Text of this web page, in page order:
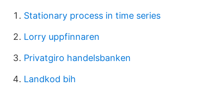
Stationary process in time series
Lorry uppfinnaren
Privatgiro handelsbanken
Landkod bih